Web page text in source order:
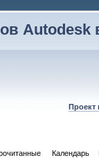
Autodesk
Проект
Календарь